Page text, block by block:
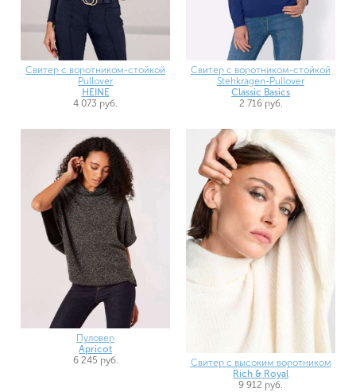
Свитер с воротником-стойкой
Pullover
HEINE
4 073 руб.
Свитер с воротником-стойкой
Stehkragen-Pullover
Classic Basics
2 716 руб.
Пуловер
Apricot
6 245 руб.
Свитер с высоким воротником
Rich & Royal
9 912 руб.